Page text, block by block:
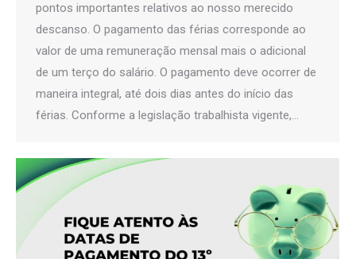
pontos importantes relativos ao nosso merecido
descanso. O pagamento das férias corresponde ao
valor de uma remuneração mensal mais o adicional
de um terço do salário. O pagamento deve ocorrer de
maneira integral, até dois dias antes do início das
férias. Conforme a legislação trabalhista vigente,…